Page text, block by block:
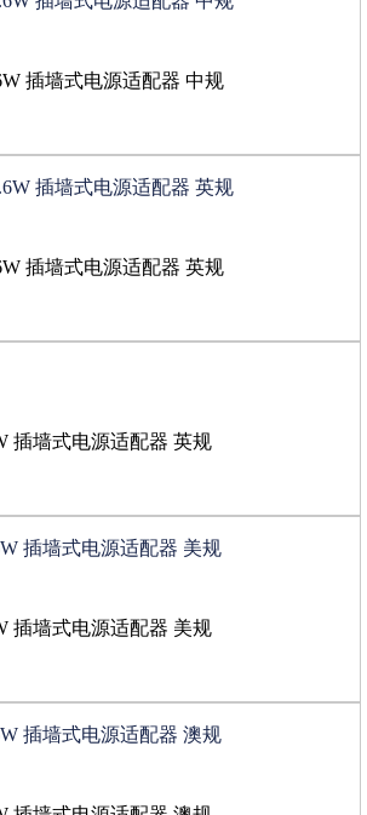
插墙式电源适配器 中规
插墙式电源适配器 英规
插墙式电源适配器 英规
插墙式电源适配器 美规